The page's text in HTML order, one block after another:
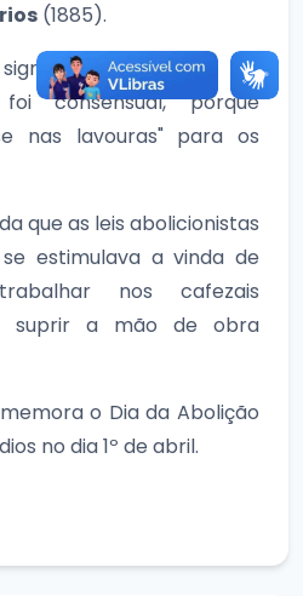
(1885).
a Abolição da
consensual, porque
nas lavouras" para os
que as leis abolicionistas
estimulava a vinda de
nos cafezais
suprir a mão de obra
o Dia da Abolição
no dia 1º de abril.